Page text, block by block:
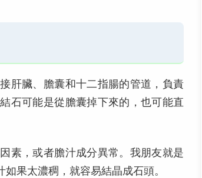
肝臟、膽囊和十二指腸的管道，負責
石可能是從膽囊掉下來的，也可能直
素，或者膽汁成分異常。我朋友就是
果太濃稠，就容易結晶成石頭。